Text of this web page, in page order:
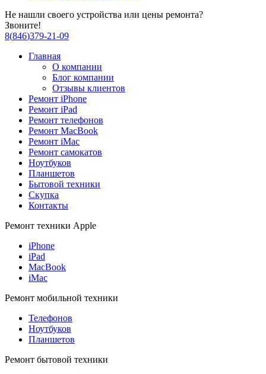
Не нашли своего устройства или цены ремонта?
Звоните!
8(846)379-21-09
Главная
О компании
Блог компании
Отзывы клиентов
Ремонт iPhone
Ремонт iPad
Ремонт телефонов
Ремонт MacBook
Ремонт iMac
Ремонт самокатов
Ноутбуков
Планшетов
Бытовой техники
Скупка
Контакты
Ремонт техники Apple
iPhone
iPad
MacBook
iMac
Ремонт мобильной техники
Телефонов
Ноутбуков
Планшетов
Ремонт бытовой техники